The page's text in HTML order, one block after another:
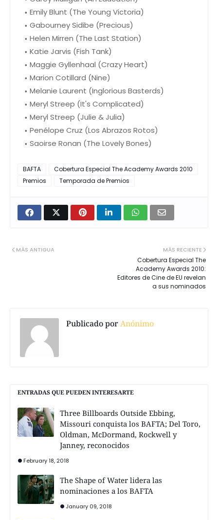
Emily Blunt (The Young Victoria)
Gabourney Sidibe (Precious)
Helen Mirren (The Last Station)
Katie Jarvis (Fish Tank)
Maggie Gyllenhaal (Crazy Heart)
Marion Cotillard (Nine)
Melanie Laurent (Inglorious Basterds)
Meryl Streep (It's Complicated)
Meryl Streep (Julie & Julia)
Penélope Cruz (Los Abrazos Rotos)
Saoirse Ronan (The Lovely Bones)
BAFTA
Cobertura Especial The Academy Awards 2010
Premios
Temporada de Premios
MÁS RECIENTE
Cobertura Especial The
Academy Awards 2010:
Editores de Cine de EU revelan
a sus nominados
MÁS ANTIGUA
Publicado porAnónimo
ENTRADAS QUE PUEDEN INTERESARTE
Three Billboards Outside Ebbing,
Missouri conquista los BAFTA; Del Toro,
Oldman, McDormand, Rockwell y
Janney, reconocidos
February 18, 2018
The Shape of Water lidera las
nominaciones a los BAFTA
January 09, 2018